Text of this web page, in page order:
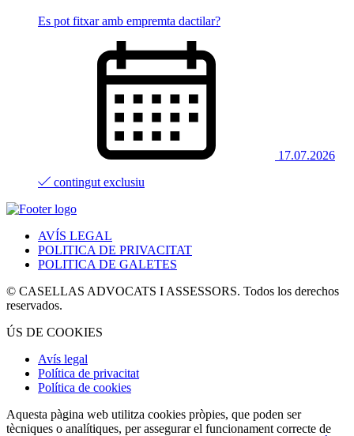
Es pot fitxar amb empremta dactilar?
17.07.2026
contingut exclusiu
AVÍS LEGAL
POLITICA DE PRIVACITAT
POLITICA DE GALETES
© CASELLAS ADVOCATS I ASSESSORS. Todos los derechos
reservados.
ÚS DE COOKIES
Avís legal
Política de privacitat
Política de cookies
Aquesta pàgina web utilitza cookies pròpies, que poden ser
tècniques o analítiques, per assegurar el funcionament correcte de